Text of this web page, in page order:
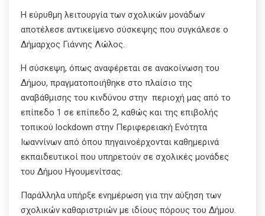
Η εύρυθμη λειτουργία των σχολικών μονάδων
αποτέλεσε αντικείμενο σύσκεψης που συγκάλεσε ο
Δήμαρχος Γιάννης Λώλος.
Η σύσκεψη, όπως αναφέρεται σε ανακοίνωση του
Δήμου, πραγματοποιήθηκε στο πλαίσιο της
αναβάθμισης του κινδύνου στην περιοχή μας από το
επίπεδο 1 σε επίπεδο 2, καθώς και της επιβολής
τοπικού lockdown στην Περιφερειακή Ενότητα
Ιωαννίνων από όπου πηγαινοέρχονται καθημερινά
εκπαιδευτικοί που υπηρετούν σε σχολικές μονάδες
του Δήμου Ηγουμενίτσας.
Παράλληλα υπήρξε ενημέρωση για την αύξηση των
σχολικών καθαριστριών με ιδίους πόρους του Δήμου.